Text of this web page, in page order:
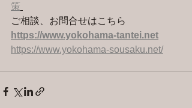
策
ご相談、お問合せはこちら
https://www.yokohama-tantei.net
https://www.yokohama-sousaku.net/